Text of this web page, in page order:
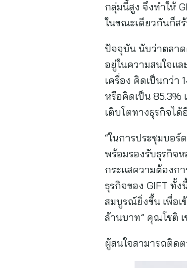
กลุ่มนี้สูง จึงทำให้
ในขณะเดียวกันก็ส
ปัจจุบัน นับว่าตลาด
อยู่ในความสนใจแ
เครื่อง คิดเป็นกว่า
หรือคิดเป็น 85.3%
เติบโตทางธุรกิจได้
“ในการประชุมบอ
พร้อมรองรับธุรกิจ
กระแสความต้องก
ธุรกิจของ GIFT ทั้
สมบูรณ์ยิ่งขึ้น เพื่อเ
ล้านบาท” คุณโชติ
ผู้สนใจสามารถติด